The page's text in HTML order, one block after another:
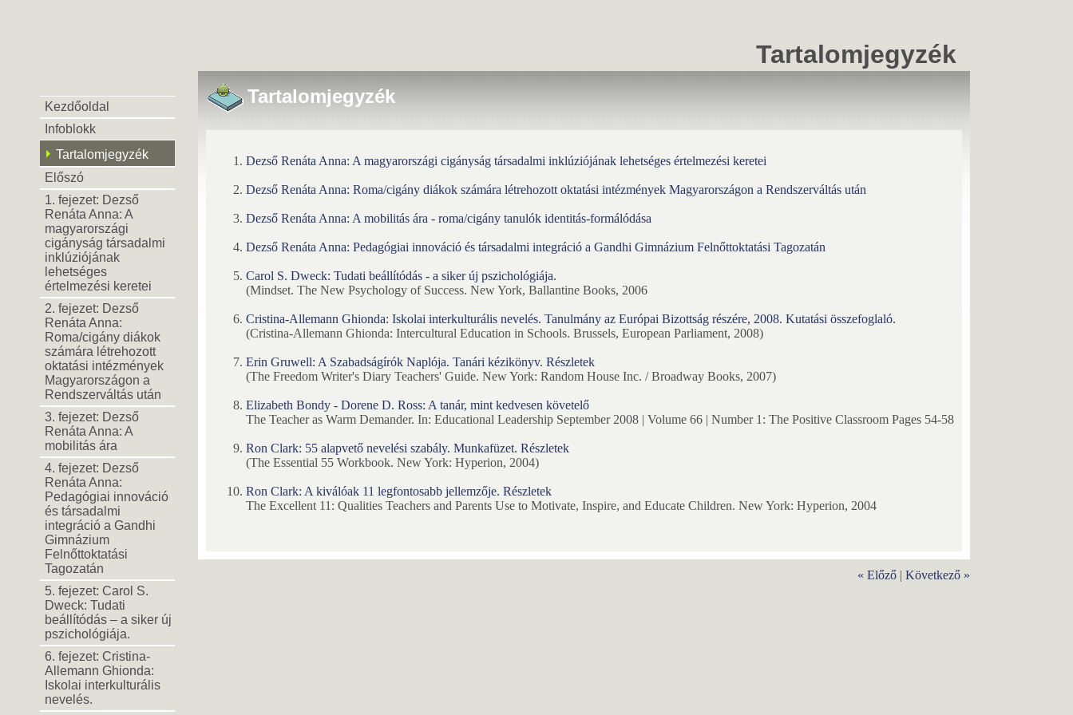
Kezdőoldal
Infoblokk
Tartalomjegyzék
Előszó
1. fejezet: Dezső
Renáta Anna: A
magyarországi
cigányság társadalmi
inklúziójának
lehetséges
értelmezési keretei
2. fejezet: Dezső
Renáta Anna:
Roma/cigány diákok
számára létrehozott
oktatási intézmények
Magyarországon a
Rendszerváltás után
3. fejezet: Dezső
Renáta Anna: A
mobilitás ára
4. fejezet: Dezső
Renáta Anna:
Pedagógiai innováció
és társadalmi
integráció a Gandhi
Gimnázium
Felnőttoktatási
Tagozatán
5. fejezet: Carol S.
Dweck: Tudati
beállítódás – a siker új
pszichológiája.
6. fejezet: Cristina-
Allemann Ghionda:
Iskolai interkulturális
nevelés.
Tartalomjegyzék
Tartalomjegyzék
Dezső Renáta Anna: A magyarországi cigányság társadalmi inklúziójának lehetséges értelmezési keretei
Dezső Renáta Anna: Roma/cigány diákok számára létrehozott oktatási intézmények Magyarországon a Rendszerváltás után
Dezső Renáta Anna: A mobilitás ára - roma/cigány tanulók identitás-formálódása
Dezső Renáta Anna: Pedagógiai innováció és társadalmi integráció a Gandhi Gimnázium Felnőttoktatási Tagozatán
Carol S. Dweck: Tudati beállítódás - a siker új pszichológiája.
(Mindset. The New Psychology of Success. New York, Ballantine Books, 2006
Cristina-Allemann Ghionda: Iskolai interkulturális nevelés. Tanulmány az Európai Bizottság részére, 2008. Kutatási összefoglaló.
(Cristina-Allemann Ghionda: Intercultural Education in Schools. Brussels, European Parliament, 2008)
Erin Gruwell: A Szabadságírók Naplója. Tanári kézikönyv. Részletek
(The Freedom Writer's Diary Teachers' Guide. New York: Random House Inc. / Broadway Books, 2007)
Elizabeth Bondy - Dorene D. Ross: A tanár, mint kedvesen követelő
The Teacher as Warm Demander. In: Educational Leadership September 2008 | Volume 66 | Number 1: The Positive Classroom Pages 54-58
Ron Clark: 55 alapvető nevelési szabály. Munkafüzet. Részletek
(The Essential 55 Workbook. New York: Hyperion, 2004)
Ron Clark: A kiválóak 11 legfontosabb jellemzője. Részletek
The Excellent 11: Qualities Teachers and Parents Use to Motivate, Inspire, and Educate Children. New York: Hyperion, 2004
« Előző | Következő »